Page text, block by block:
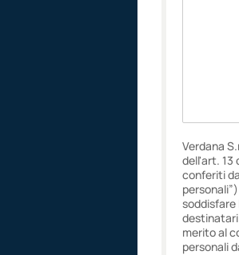
Verdana
dell'art. 13
conferiti
soddisfare
destinatari
merito al
personali